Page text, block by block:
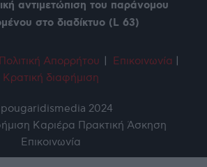
αντιμετώπιση του παράνομου
στο διαδίκτυο (L 63)
Πολιτική Απορρήτου Επικοινωνία
Κρατική διαφήμιση
2024
Καριέρα Πρακτική Άσκηση
Επικοινωνία